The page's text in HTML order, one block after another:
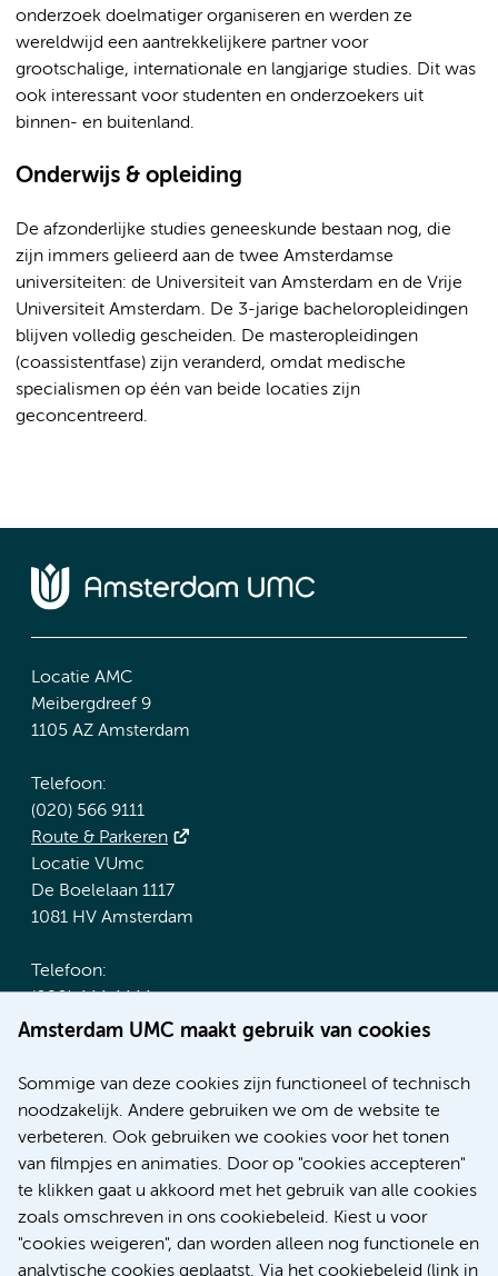
Amsterdam UMC maakt gebruik van cookies
Sommige van deze cookies zijn functioneel of technisch
noodzakelijk. Andere gebruiken we om de website te
verbeteren. Ook gebruiken we cookies voor het tonen
van filmpjes en animaties. Door op "cookies accepteren"
te klikken gaat u akkoord met het gebruik van alle cookies
zoals omschreven in ons cookiebeleid. Kiest u voor
"cookies weigeren", dan worden alleen nog functionele en
analytische cookies geplaatst. Via het cookiebeleid (link in
onderzoek doelmatiger organiseren en werden ze
wereldwijd een aantrekkelijkere partner voor
grootschalige, internationale en langjarige studies. Dit was
ook interessant voor studenten en onderzoekers uit
binnen- en buitenland.
Onderwijs & opleiding
De afzonderlijke studies geneeskunde bestaan nog, die
zijn immers gelieerd aan de twee Amsterdamse
universiteiten: de Universiteit van Amsterdam en de Vrije
Universiteit Amsterdam. De 3-jarige bacheloropleidingen
blijven volledig gescheiden. De masteropleidingen
(coassistentfase) zijn veranderd, omdat medische
specialismen op één van beide locaties zijn
geconcentreerd.
Locatie AMC
Meibergdreef 9
1105 AZ Amsterdam
Telefoon:
(020) 566 9111
Route & Parkeren
Locatie VUmc
De Boelelaan 1117
1081 HV Amsterdam
Telefoon:
(020) 444 4444
Route & Parkeren
Meer Amsterdam UMC websites:
Werken bij Amsterdam UMC
Over Amsterdam UMC
Nieuws
Research
Educatie Locatie VUmc